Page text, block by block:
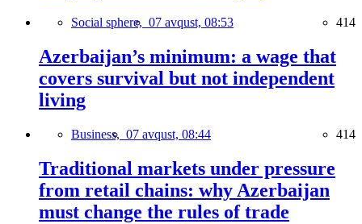
Social sphere, 07 avqust, 08:53 414
Azerbaijan’s minimum: a wage that
covers survival but not independent
living
Business, 07 avqust, 08:44 414
Traditional markets under pressure
from retail chains: why Azerbaijan
must change the rules of trade